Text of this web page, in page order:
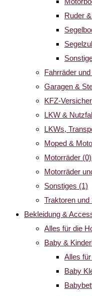
Ruder
Fahrräder
Garagen &
KFZ-
LKW &
LKWs,
Moped &
Motorräder (0)
Motorräder
Sonstiges (1)
Traktoren
Bekleidung &
Alles für die
Baby &
Alles
Baby